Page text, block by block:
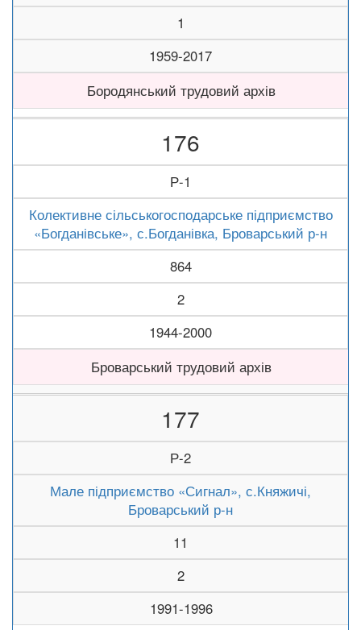
1
1959-2017
Бородянський трудовий архів
176
Р-1
Колективне сільськогосподарське підприємство
«Богданівське», с.Богданівка, Броварський р-н
864
2
1944-2000
Броварський трудовий архів
177
Р-2
Мале підприємство «Сигнал», с.Княжичі,
Броварський р-н
11
2
1991-1996